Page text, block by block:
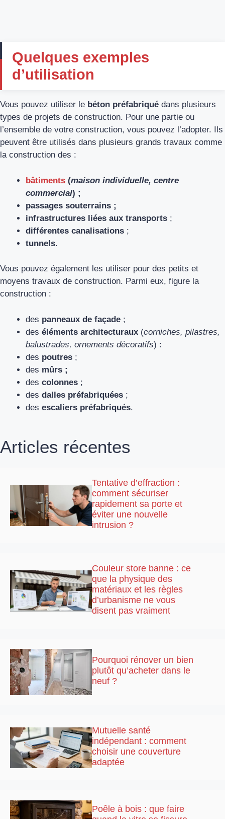
Quelques exemples
d’utilisation
Vous pouvez utiliser le béton préfabriqué dans plusieurs
types de projets de construction. Pour une partie ou
l’ensemble de votre construction, vous pouvez l’adopter. Ils
peuvent être utilisés dans plusieurs grands travaux comme
la construction des :
bâtiments (maison individuelle, centre
commercial) ;
passages souterrains ;
infrastructures liées aux transports ;
différentes canalisations ;
tunnels.
Vous pouvez également les utiliser pour des petits et
moyens travaux de construction. Parmi eux, figure la
construction :
des panneaux de façade ;
des éléments architecturaux (corniches, pilastres,
balustrades, ornements décoratifs) :
des poutres ;
des mûrs ;
des colonnes ;
des dalles préfabriquées ;
des escaliers préfabriqués.
Articles récentes
Tentative d’effraction :
comment sécuriser
rapidement sa porte et
éviter une nouvelle
intrusion ?
Couleur store banne : ce
que la physique des
matériaux et les règles
d’urbanisme ne vous
disent pas vraiment
Pourquoi rénover un bien
plutôt qu’acheter dans le
neuf ?
Mutuelle santé
indépendant : comment
choisir une couverture
adaptée
Poêle à bois : que faire